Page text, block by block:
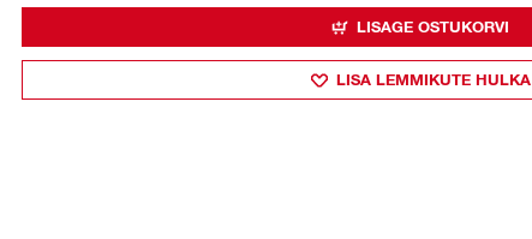
LISAGE OSTUKORVI
LISA LEMMIKUTE HULKA